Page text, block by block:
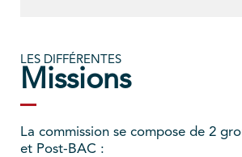
LES DIFFÉRENTES
Missions
La commission se compose de 2
et Post-BAC :